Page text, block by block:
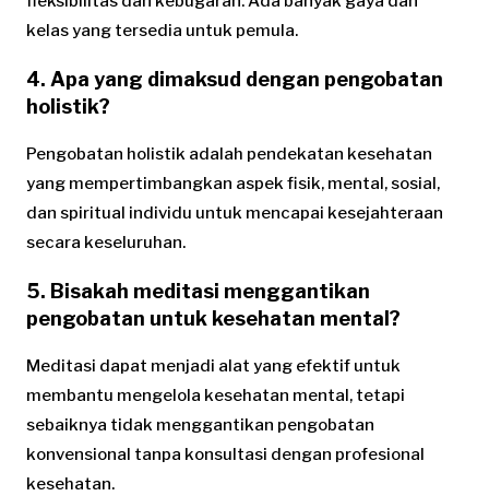
kelas yang tersedia untuk pemula.
4. Apa yang dimaksud dengan pengobatan
holistik?
Pengobatan holistik adalah pendekatan kesehatan
yang mempertimbangkan aspek fisik, mental, sosial,
dan spiritual individu untuk mencapai kesejahteraan
secara keseluruhan.
5. Bisakah meditasi menggantikan
pengobatan untuk kesehatan mental?
Meditasi dapat menjadi alat yang efektif untuk
membantu mengelola kesehatan mental, tetapi
sebaiknya tidak menggantikan pengobatan
konvensional tanpa konsultasi dengan profesional
kesehatan.